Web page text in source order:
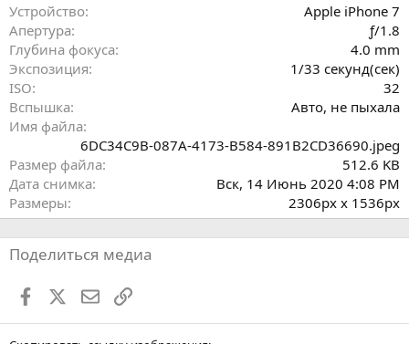
Устройство
Apple iPhone 7
Апертура
ƒ/1.8
Глубина фокуса
4.0 mm
Экспозиция
1/33 секунд(сек)
ISO
32
Вспышка
Авто, не пыхала
Имя файла
6DC34C9B-087A-4173-B584-891B2CD36690.jpeg
Размер файла
512.6 KB
Дата снимка
Вск, 14 Июнь 2020 4:08 PM
Размеры
2306px x 1536px
Поделиться медиа
Facebook ПочтаСсылкой